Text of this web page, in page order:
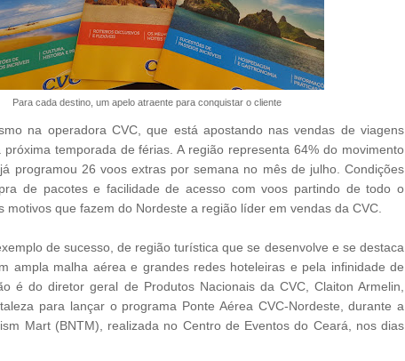
Para cada destino, um apelo atraente para conquistar o cliente
na operadora CVC, que está apostando nas vendas de viagens
temporada de férias. A região representa 64% do movimento
programou 26 voos extras por semana no mês de julho. Condições
de pacotes e facilidade de acesso com voos partindo de todo o
motivos que fazem do Nordeste a região líder em vendas da CVC.
de sucesso, de região turística que se desenvolve e se destaca
ampla malha aérea e grandes redes hoteleiras e pela infinidade de
é do diretor geral de Produtos Nacionais da CVC, Claiton Armelin,
para lançar o programa Ponte Aérea CVC-Nordeste, durante a
Mart (BNTM), realizada no Centro de Eventos do Ceará, nos dias